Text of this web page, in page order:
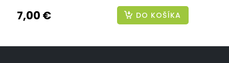
7,00 € DO KOŠÍKA
Z